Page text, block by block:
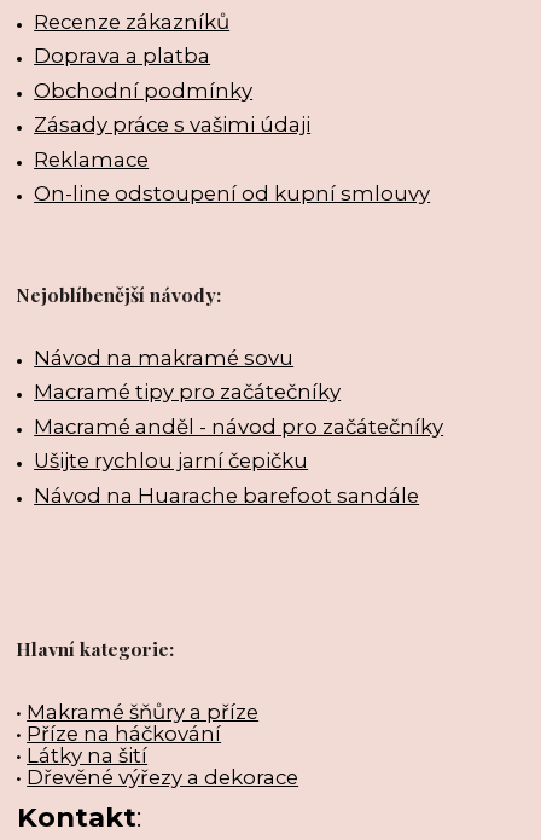
Recenze zákazníků
Doprava a platba
Obchodní podmínky
Zásady práce s vašimi údaji
Reklamace
On-line odstoupení od kupní smlouvy
Nejoblíbenější návody:
Návod na makramé sovu
Macramé tipy pro začátečníky
Macramé anděl - návod pro začátečníky
Ušijte rychlou jarní čepičku
Návod na Huarache barefoot sandále
Hlavní kategorie:
• Makramé šňůry a příze
• Příze na háčkování
• Látky na šití
• Dřevěné výřezy a dekorace
Kontakt: